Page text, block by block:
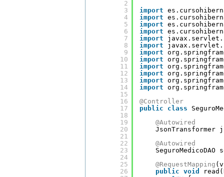
2
3
4
5
6
7
8
9
10
11
12
13
14
15
16
17
18
19
20
21
22
23
24
25
26
import
import
import
import
import
import
import
import
import
import
import
import
@Controller
public
class
@Autowired
JsonTransformer
@Autowired
SeguroMedicoDAO
@RequestMapping
public void